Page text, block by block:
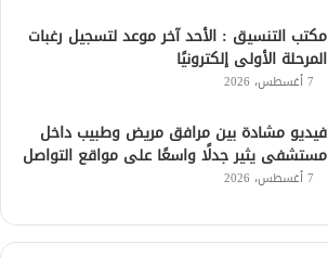
مكتب التنسيق : الأحد آخر موعد لتسجيل رغبات
المرحلة الأولى إلكترونيًا
7 أغسطس، 2026
فيديو مشادة بين مرافق مريض وطبيب داخل
مستشفى يثير جدلًا واسعًا على مواقع التواصل
7 أغسطس، 2026